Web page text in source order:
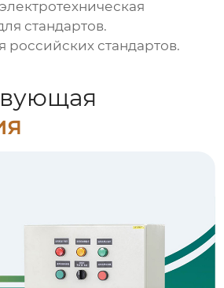
стандартов.
российских стандартов.